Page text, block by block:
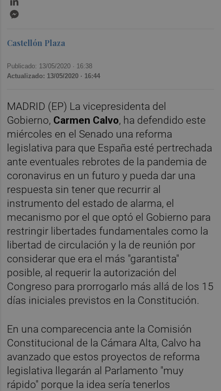
Castellón Plaza
Publicado: 13/05/2020 · 16:38
Actualizado: 13/05/2020 · 16:44
MADRID (EP) La vicepresidenta del
Gobierno, Carmen Calvo, ha defendido este
miércoles en el Senado una reforma
legislativa para que España esté pertrechada
ante eventuales rebrotes de la pandemia de
coronavirus en un futuro y pueda dar una
respuesta sin tener que recurrir al
instrumento del estado de alarma, el
mecanismo por el que optó el Gobierno para
restringir libertades fundamentales como la
libertad de circulación y la de reunión por
considerar que era el más "garantista"
posible, al requerir la autorización del
Congreso para prorrogarlo más allá de los 15
días iniciales previstos en la Constitución.
En una comparecencia ante la Comisión
Constitucional de la Cámara Alta, Calvo ha
avanzado que estos proyectos de reforma
legislativa llegarán al Parlamento "muy
rápido" porque la idea sería tenerlos